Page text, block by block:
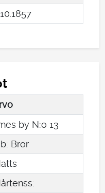
101857
by N:o 13
Bror